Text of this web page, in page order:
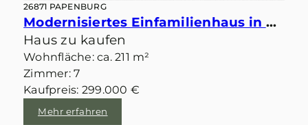
26871 PAPENBURG
Modernisiertes Einfamilienhaus in wundervoller Lage von Papenburg
Haus zu kaufen
Wohnfläche: ca. 211 m²
Zimmer: 7
Kaufpreis: 299.000 €
Mehr erfahren